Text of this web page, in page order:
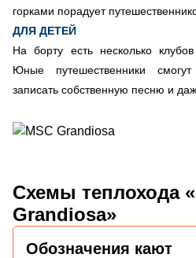
горками порадует
ДЛЯ ДЕТЕЙ
На борту есть несколько
Юные путешественники
записать собственную песню и
Схемы теплохода
Grandiosa»
Обозначения кают